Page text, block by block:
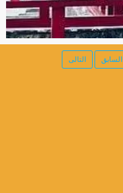
السابق التالى